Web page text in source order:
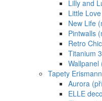
Lilly and
Little
New Life
Pintwalls
Retro
Titanium
Wallpanel
Tapety Erismann
Aurora
ELLE